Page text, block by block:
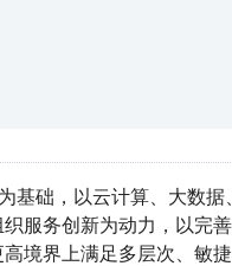
基础，以云计算、大数
服务创新为动力，以完
境界上满足多层次、敏